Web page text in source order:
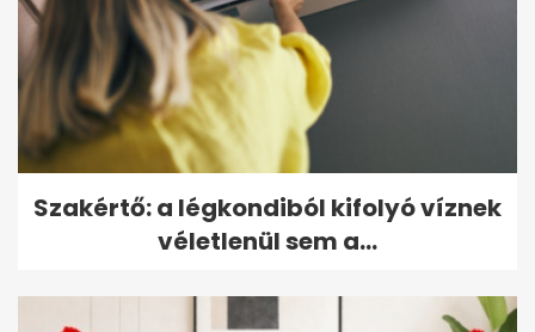
Szakértő: a légkondiból kifolyó víznek
véletlenül sem a...